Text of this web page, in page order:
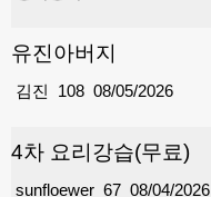
유진아버지
108
김진 08/05/2026
4차 요리강습(무료)
67
sunfloewer 08/04/2026